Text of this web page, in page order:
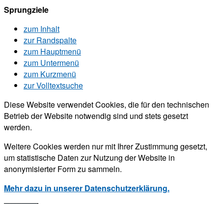
Sprungziele
zum Inhalt
zur Randspalte
zum Hauptmenü
zum Untermenü
zum Kurzmenü
zur Volltextsuche
Diese Website verwendet Cookies, die für den technischen
Betrieb der Website notwendig sind und stets gesetzt
werden.
Weitere Cookies werden nur mit Ihrer Zustimmung gesetzt,
um statistische Daten zur Nutzung der Website in
anonymisierter Form zu sammeln.
Mehr dazu in unserer Datenschutzerklärung.